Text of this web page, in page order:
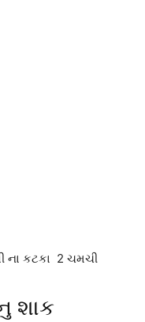
ના કટકા 2 ચમચી
શાક